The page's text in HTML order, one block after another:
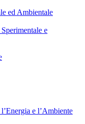
ed Ambientale
e
e l’Ambiente